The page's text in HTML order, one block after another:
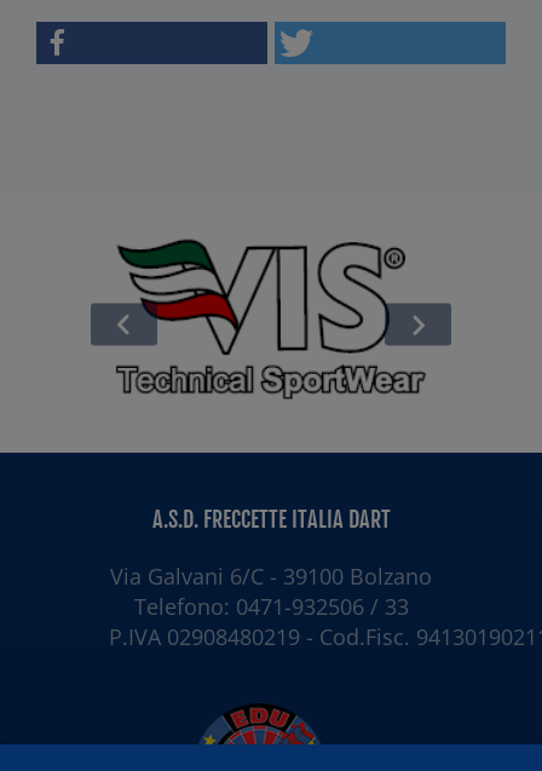
A.S.D. FRECCETTE ITALIA DART
Via Galvani 6/C - 39100 Bolzano
Telefono: 0471-932506 / 33
P.IVA 02908480219 - Cod.Fisc.